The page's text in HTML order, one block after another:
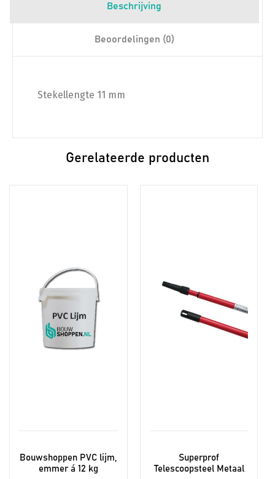
Beschrijving
Beoordelingen (0)
Stekellengte 11 mm
Gerelateerde producten
gekozen
worden
Bouwshoppen PVC lijm,
emmer á 12 kg
Superprof
Telescoopsteel Metaal